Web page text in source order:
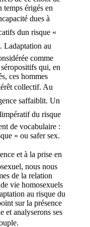
érigés en
dues à
dun risque «
au
comme
qui, en
ces hommes
collectif. Au
saffaiblit. Un
du risque
de vocabulaire :
» ou safer sex.
et à la prise en
nous nous
de la relation
vie homosexuels
au risque du
sur la présence
et analyserons ses